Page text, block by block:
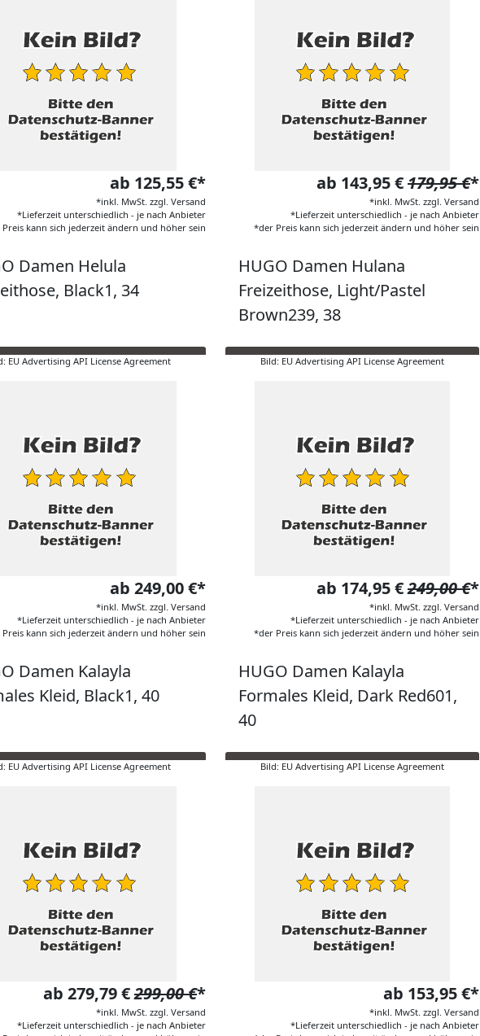
ab 125,55 €*
*inkl. MwSt. zzgl. Versand
*Lieferzeit unterschiedlich - je nach Anbieter
kann sich jederzeit ändern und höher sein
Damen Helula
Black1, 34
ab 143,95 €179,95 €*
*inkl. MwSt. zzgl. Versand
*Lieferzeit unterschiedlich - je nach Anbieter
*der Preis kann sich jederzeit ändern und höher sein
HUGO Damen Hulana
Freizeithose, Light/Pastel
Brown239, 38
EU Advertising API License Agreement
ab 249,00 €*
*inkl. MwSt. zzgl. Versand
*Lieferzeit unterschiedlich - je nach Anbieter
kann sich jederzeit ändern und höher sein
Damen Kalayla
Kleid, Black1, 40
Bild: EU Advertising API License Agreement
ab 174,95 €249,00 €*
*inkl. MwSt. zzgl. Versand
*Lieferzeit unterschiedlich - je nach Anbieter
*der Preis kann sich jederzeit ändern und höher sein
HUGO Damen Kalayla
Formales Kleid, Dark Red601,
40
EU Advertising API License Agreement
ab 279,79 €299,00 €*
*inkl. MwSt. zzgl. Versand
*Lieferzeit unterschiedlich - je nach Anbieter
Bild: EU Advertising API License Agreement
ab 153,95 €*
*inkl. MwSt. zzgl. Versand
*Lieferzeit unterschiedlich - je nach Anbieter